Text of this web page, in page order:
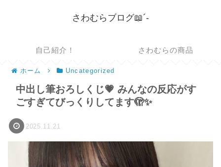
さわむらブログ📖´-
自己紹介！ さわむらの商品
ホーム Uncategorized
中出し筆おろしくじ💗 みんなの反応がす
ごすぎてびっくりしてます🫣✨
2025.11.21